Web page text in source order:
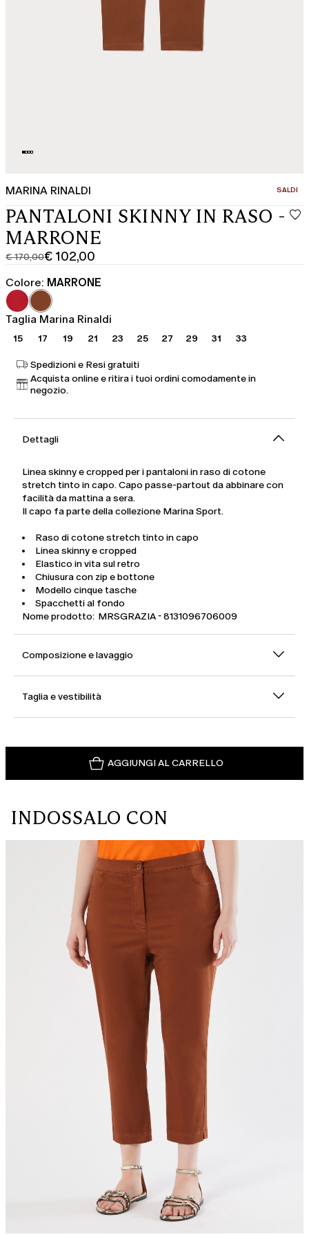
MARINA RINALDI SALDI
PANTALONI SKINNY IN RASO -
MARRONE
€ 170,00
Prezzo
originale
€
170,00
€ 102,00
Prezzo
corrente
€
102,00
Colore: MARRONE
Taglia Marina Rinaldi
15 17 19 21 23 25 27 29 31 33
Spedizioni e Resi gratuiti
Acquista online e ritira i tuoi ordini comodamente in
negozio.
Dettagli
Linea skinny e cropped per i pantaloni in raso di cotone
stretch tinto in capo. Capo passe-partout da abbinare con
facilità da mattina a sera.
Il capo fa parte della collezione Marina Sport.
Raso di cotone stretch tinto in capo
Linea skinny e cropped
Elastico in vita sul retro
Chiusura con zip e bottone
Modello cinque tasche
Spacchetti al fondo
Nome prodotto: MRSGRAZIA - 8131096706009
Composizione e lavaggio
Taglia e vestibilità
AGGIUNGI AL CARRELLO
INDOSSALO CON